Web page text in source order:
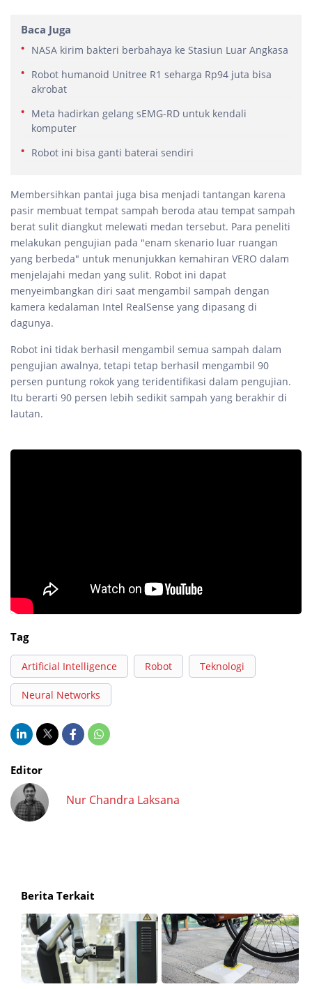
Baca Juga
NASA kirim bakteri berbahaya ke Stasiun Luar Angkasa
Robot humanoid Unitree R1 seharga Rp94 juta bisa
akrobat
Meta hadirkan gelang sEMG-RD untuk kendali
komputer
Robot ini bisa ganti baterai sendiri
Membersihkan pantai juga bisa menjadi tantangan karena
pasir membuat tempat sampah beroda atau tempat sampah
berat sulit diangkut melewati medan tersebut. Para peneliti
melakukan pengujian pada "enam skenario luar ruangan
yang berbeda" untuk menunjukkan kemahiran VERO dalam
menjelajahi medan yang sulit. Robot ini dapat
menyeimbangkan diri saat mengambil sampah dengan
kamera kedalaman Intel RealSense yang dipasang di
dagunya.
Robot ini tidak berhasil mengambil semua sampah dalam
pengujian awalnya, tetapi tetap berhasil mengambil 90
persen puntung rokok yang teridentifikasi dalam pengujian.
Itu berarti 90 persen lebih sedikit sampah yang berakhir di
lautan.
Tag
Artificial Intelligence Robot Teknologi
Neural Networks
Editor
Nur Chandra Laksana
Berita Terkait